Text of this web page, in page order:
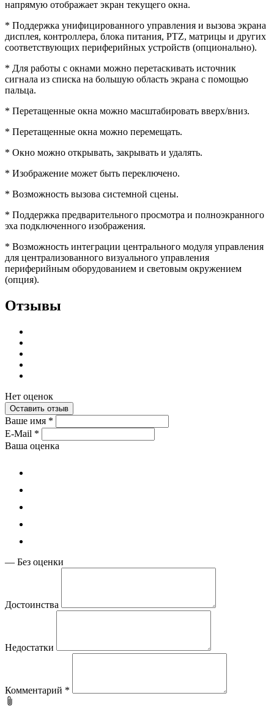
напрямую отображает экран текущего окна.
* Поддержка унифицированного управления и вызова экрана
дисплея, контроллера, блока питания, PTZ, матрицы и других
соответствующих периферийных устройств (опционально).
* Для работы с окнами можно перетаскивать источник
сигнала из списка на большую область экрана с помощью
пальца.
* Перетащенные окна можно масштабировать вверх/вниз.
* Перетащенные окна можно перемещать.
* Окно можно открывать, закрывать и удалять.
* Изображение может быть переключено.
* Возможность вызова системной сцены.
* Поддержка предварительного просмотра и полноэкранного
эха подключенного изображения.
* Возможность интеграции центрального модуля управления
для централизованного визуального управления
периферийным оборудованием и световым окружением
(опция).
Отзывы
Нет оценок
Оставить отзыв
Ваше имя *
E-Mail *
Ваша оценка
— Без оценки
Достоинства
Недостатки
Комментарий *